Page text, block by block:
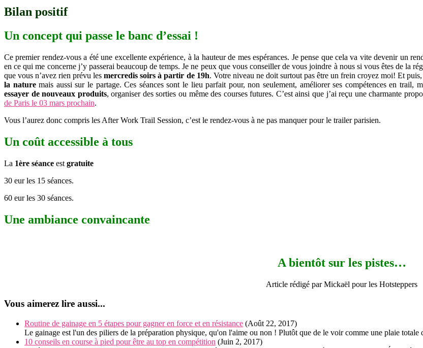
Bilan positif
Un concept qui passe le banc d’essai !
Ce premier rendez-vous a été une excellente expérience, à la hauteur de mes espérances. Je pense que cela va vite devenir un
en ce qui me concerne j’y passerai beaucoup de temps. Je ne peux que vous conseiller de vous joindre à nous si vous êtes de la
que vous n’avez rien prévu lesmercredis soirs à partir de 19h. Votre niveau ne doit surtout pas être un frein croyez moi! Et
la naturemais aussi sur le partage. Ces séances sont le lieu parfait pour, non seulement, améliorer ses compétences en trail,
essayer de nouveaux produits, organiser des sorties ou même des courses futures. C’est ainsi que j’ai reçu une charmante
de Paris le 03 mars prochain.
Vous l’aurez donc compris les After Work Trail Session, c’est le rendez-vous à ne pas manquer pour le trailer parisien.
Un coût accessible à tous
La 1ère séance est gratuite
30 eur les 15 séances.
60 eur les 30 séances.
Une ambiance convaincante
A bientôt sur les pistes…
Article rédigé par Mickaël pour les Hotsteppers
Vous aimerez lire aussi...
Routine de gainage en 5 étapes pour gagner en force et en résistance (Août 22, 2017)
Le gainage est l'un des piliers de la préparation physique, qu'on l'aime ou non ! Plutôt que de le voir comme une plaie
10 conseils en course à pied pour être au top en compétition (Juin 2, 2017)